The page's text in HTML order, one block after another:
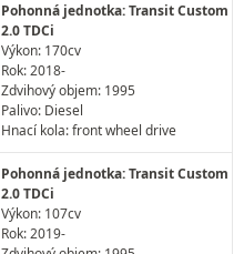
Pohonná jednotka: Transit Custom
2.0 TDCi
Výkon: 170cv
Rok: 2018-
Zdvihový objem: 1995
Palivo: Diesel
Hnací kola: front wheel drive
Pohonná jednotka: Transit Custom
2.0 TDCi
Výkon: 107cv
Rok: 2019-